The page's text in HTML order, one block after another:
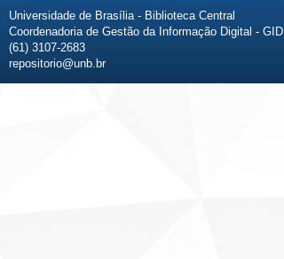
Universidade de Brasília - Biblioteca Central
Coordenadoria de Gestão da Informação Digital - GID
(61) 3107-2683
repositorio@unb.br